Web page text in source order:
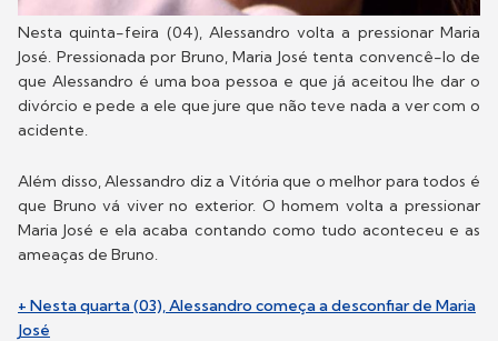
Nesta quinta-feira (04), Alessandro volta a pressionar Maria
José. Pressionada por Bruno, Maria José tenta convencê-lo de
que Alessandro é uma boa pessoa e que já aceitou lhe dar o
divórcio e pede a ele que jure que não teve nada a ver com o
acidente.
Além disso, Alessandro diz a Vitória que o melhor para todos é
que Bruno vá viver no exterior. O homem volta a pressionar
Maria José e ela acaba contando como tudo aconteceu e as
ameaças de Bruno.
+ Nesta quarta (03), Alessandro começa a desconfiar de Maria
José